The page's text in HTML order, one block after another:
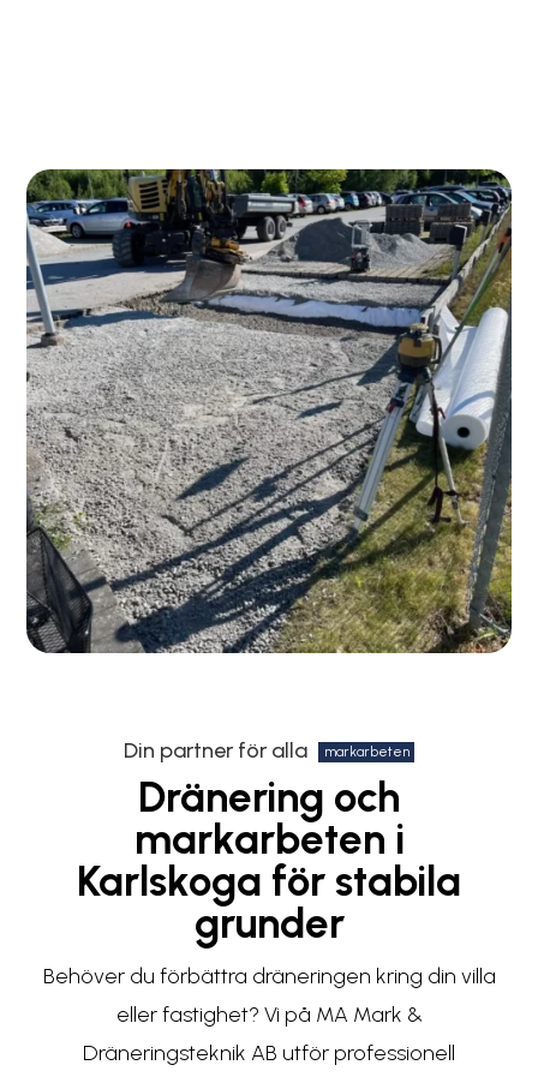
Din partner för alla markarbeten
Dränering och
markarbeten i
Karlskoga för stabila
grunder
Behöver du förbättra dräneringen kring din villa
eller fastighet? Vi på MA Mark &
Dräneringsteknik AB utför professionell